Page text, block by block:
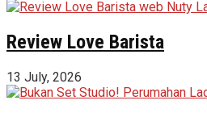
Review Love Barista
13 July, 2026